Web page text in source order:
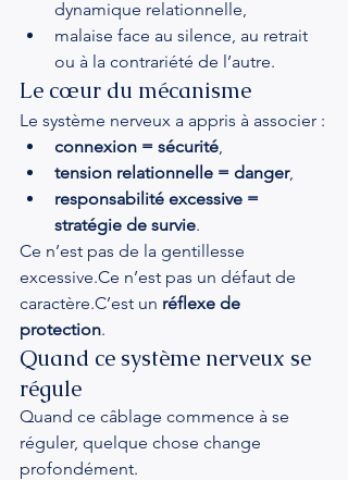
dynamique relationnelle,
malaise face au silence, au retrait
ou à la contrariété de l’autre.
Le cœur du mécanisme
Le système nerveux a appris à associer :
connexion = sécurité,
tension relationnelle = danger,
responsabilité excessive =
stratégie de survie.
Ce n’est pas de la gentillesse
excessive.Ce n’est pas un défaut de
caractère.C’est un réflexe de
protection.
Quand ce système nerveux se
régule
Quand ce câblage commence à se
réguler, quelque chose change
profondément.